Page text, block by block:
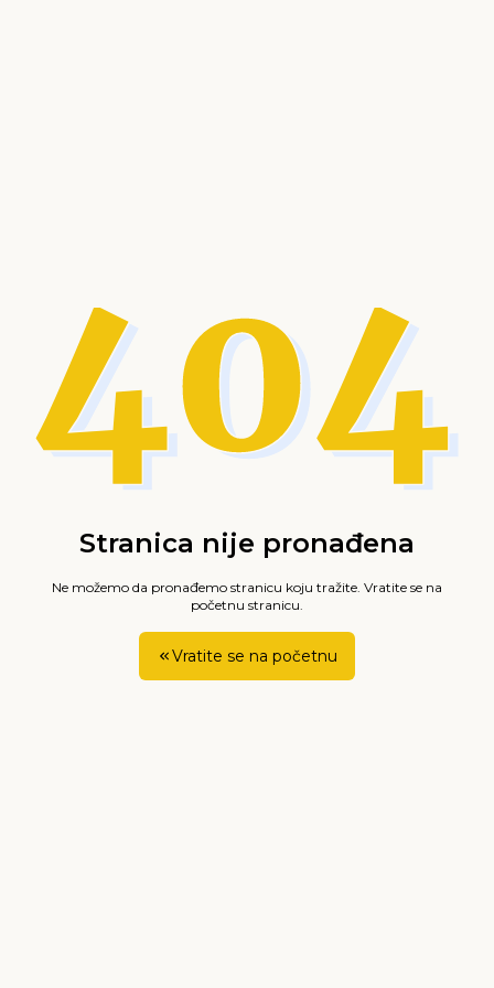
Stranica nije pronađena
Ne možemo da pronađemo stranicu koju tražite. Vratite se na
početnu stranicu.
Vratite se na početnu